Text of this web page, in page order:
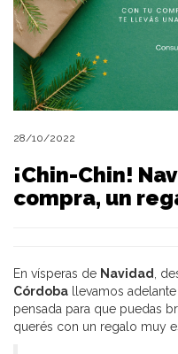
28/10/2022
¡Chin-Chin!
compra, un
En vísperas de Navidad,
Córdoba llevamos
pensada para que puedas
querés con un regalo muy